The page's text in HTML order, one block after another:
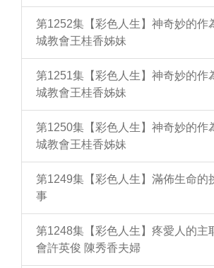
第1252集【彩色人生】神奇妙的作
城教會王桂香姊妹
第1251集【彩色人生】神奇妙的作
城教會王桂香姊妹
第1250集【彩色人生】神奇妙的作
城教會王桂香姊妹
第1249集【彩色人生】滿佈生命的
事
第1248集【彩色人生】疼愛人的主
會許英俊 陳秀香夫婦